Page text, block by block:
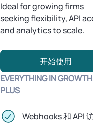
Ideal for growing firms
seeking flexibility, API
and analytics to scale.
开始使用
EVERYTHING IN
PLUS
Webhooks 和 API